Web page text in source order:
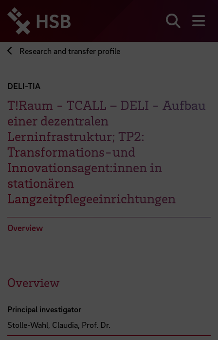
directly
page
Research and transfer profile
DELI-TIA
T!Raum - TCALL – DELI - Aufbau
einer dezentralen
Lerninfrastruktur; TP2:
Transformations-und
Innovationsagent:innen in
stationären
Langzeitpflegeeinrichtungen
Overview
Overview
Principal investigator
Stolle-Wahl, Claudia, Prof. Dr.